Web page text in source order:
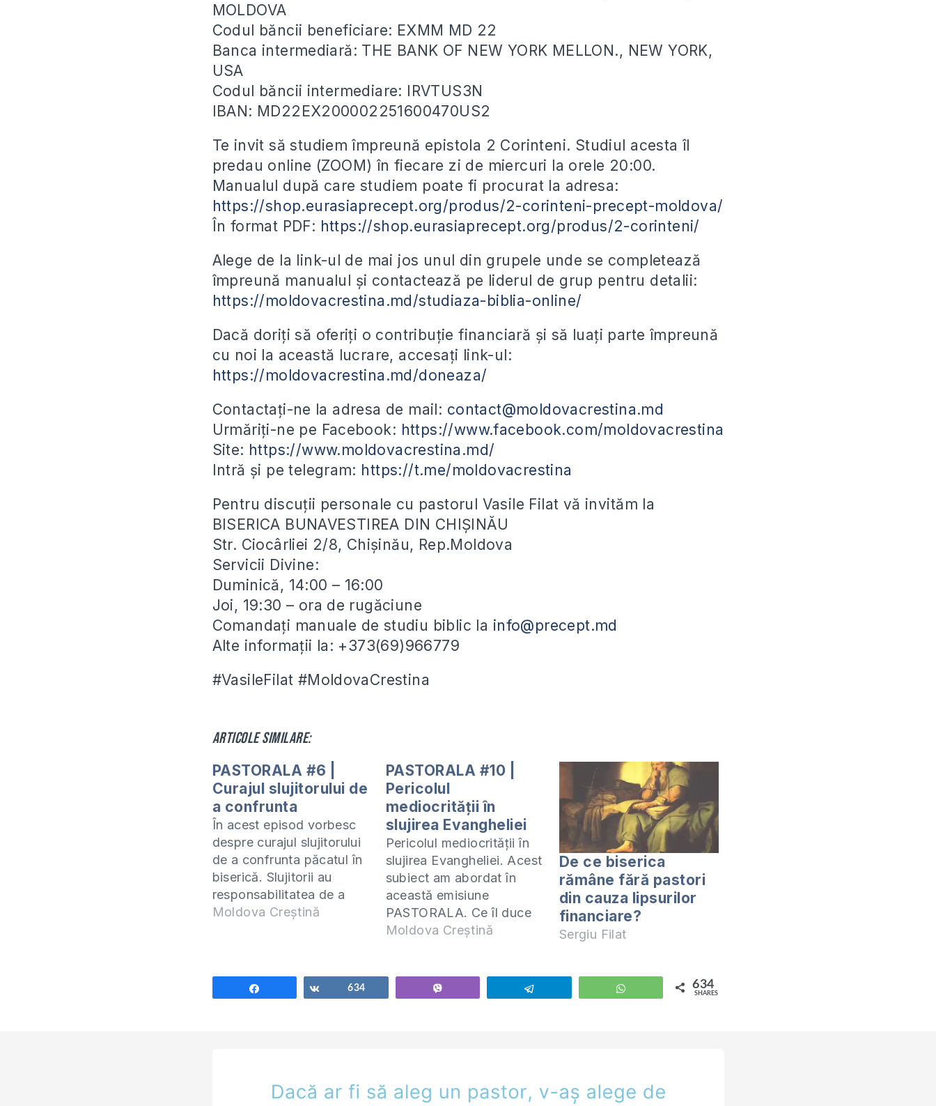
MOLDOVA
Codul băncii beneficiare: EXMM MD 22
Banca intermediară: THE BANK OF NEW YORK MELLON., NEW YORK,
USA
Codul băncii intermediare: IRVTUS3N
IBAN: MD22EX200002251600470US2
Te invit să studiem împreună epistola 2 Corinteni. Studiul acesta îl
predau online (ZOOM) în fiecare zi de miercuri la orele 20:00.
Manualul după care studiem poate fi procurat la adresa:
https://shop.eurasiaprecept.org/produs/2-corinteni-precept-moldova/
În format PDF: https://shop.eurasiaprecept.org/produs/2-corinteni/
Alege de la link-ul de mai jos unul din grupele unde se completează
împreună manualul și contactează pe liderul de grup pentru detalii:
https://moldovacrestina.md/studiaza-biblia-online/
Dacă doriți să oferiți o contribuție financiară și să luați parte împreună
cu noi la această lucrare, accesați link-ul:
https://moldovacrestina.md/doneaza/
Contactați-ne la adresa de mail: contact@moldovacrestina.md
Urmăriți-ne pe Facebook: https://www.facebook.com/moldovacrestina
Site: https://www.moldovacrestina.md/
Intră și pe telegram: https://t.me/moldovacrestina
Pentru discuții personale cu pastorul Vasile Filat vă invităm la
BISERICA BUNAVESTIREA DIN CHIȘINĂU
Str. Ciocârliei 2/8, Chișinău, Rep.Moldova
Servicii Divine:
Duminică, 14:00 – 16:00
Joi, 19:30 – ora de rugăciune
Comandați manuale de studiu biblic la info@precept.md
Alte informații la: +373(69)966779
#VasileFilat #MoldovaCrestina
Articole similare:
PASTORALA #6 |
Curajul slujitorului de
a confrunta
În acest episod vorbesc
despre curajul slujitorului
de a confrunta păcatul în
biserică. Slujitorii au
responsabilitatea de a
confrunta pe cei din
Vedeți în această emisiune
motivele și felul cum pot fi
Moldova Creștină
PASTORALA #10 |
Pericolul
mediocrității în
slujirea Evangheliei
Pericolul mediocrității în
slujirea Evangheliei. Acest
subiect am abordat în
această emisiune
PASTORALA. Ce îl duce
pe un slujitor al
periculoasă este aceasta
și cum poți găsi ieșire de
Moldova Creștină
De ce biserica
rămâne fără pastori
din cauza lipsurilor
financiare?
Sergiu Filat
Share634 WhatsApp 634
SHARES